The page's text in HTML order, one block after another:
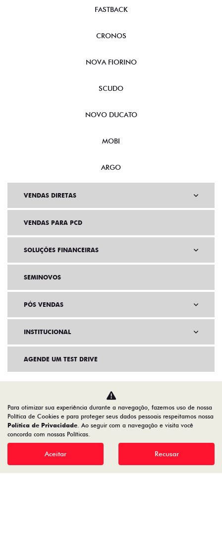
FASTBACK
CRONOS
NOVA FIORINO
SCUDO
NOVO DUCATO
MOBI
ARGO
VENDAS DIRETAS
VENDAS PARA PCD
SOLUÇÕES FINANCEIRAS
SEMINOVOS
PÓS VENDAS
INSTITUCIONAL
AGENDE UM TEST DRIVE
Para otimizar sua experiência durante a navegação, fazemos uso de nossa
Política de Cookies e para proteger seus dados pessoais respeitamos nossa
Política de Privacidade. Ao seguir com a navegação e visita você
concorda com nossas Políticas.
Aceitar Recusar